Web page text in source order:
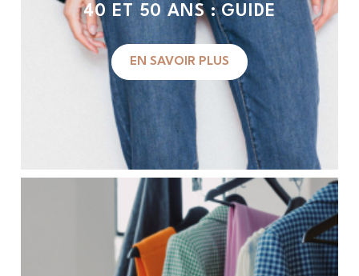
40 ET 50 ANS : GUIDE
EN SAVOIR PLUS